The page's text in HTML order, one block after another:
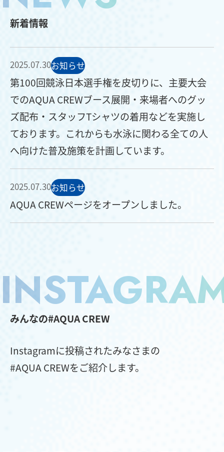
新着情報
2025.07.30お知らせ
第100回競泳日本選手権を皮切りに、主要大会
でのAQUA CREWブース展開・来場者へのグッ
ズ配布・スタッフTシャツの着用などを実施し
ております。これからも水泳に関わる全ての人
へ向けた普及施策を計画しています。
2025.07.30お知らせ
AQUA CREWページをオープンしました。
みんなの#AQUA CREW
Instagramに投稿されたみなさまの
#AQUA CREWをご紹介します。